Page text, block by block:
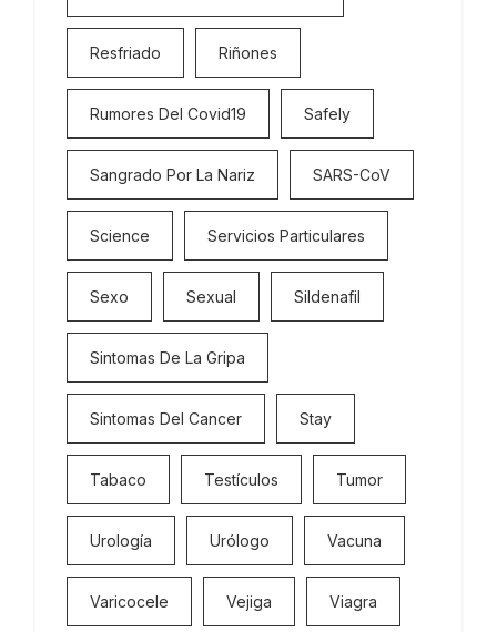
Resfriado Riñones
Rumores Del Covid19 Safely
Sangrado Por La Nariz SARS-CoV
Science Servicios Particulares
Sexo Sexual Sildenafil
Sintomas De La Gripa
Sintomas Del Cancer Stay
Tabaco Testículos Tumor
Urología Urólogo Vacuna
Varicocele Vejiga Viagra